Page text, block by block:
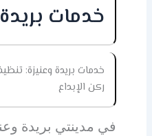
خدمات
خدمات بريدة وعنيزة:
ركن الإبداع
في مدينتي بريدة